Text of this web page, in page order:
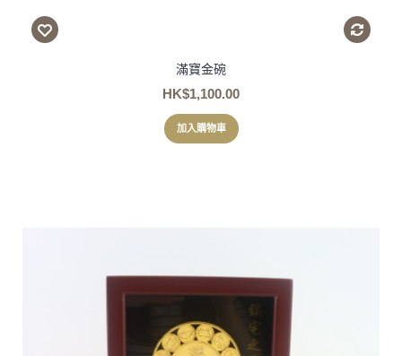
滿寶金碗
HK$1,100.00
加入購物車